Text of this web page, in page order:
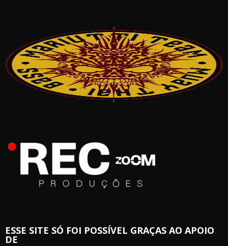
ESSE SITE SÓ FOI POSSÍVEL GRAÇAS AO APOIO
DE